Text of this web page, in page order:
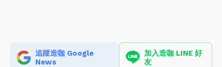
追蹤造咖 Google
News
加入造咖 LINE 好
友